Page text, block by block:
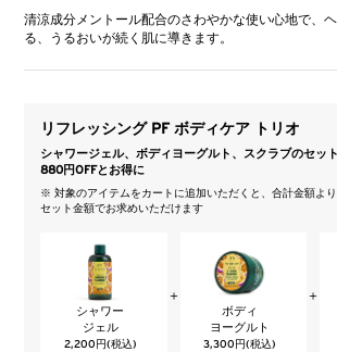
清涼成分メントール配合のさわやかな使い心地で、
る、うるおいが続く肌に導きます。
リフレッシング PF ボディケア トリオ
シャワージェル、ボディヨーグルト、スクラブのセッ
880円OFFとお得に
※ 対象のアイテムをカートに追加いただくと、合計金額より
セット金額でお求めいただけます
シャワー
ジェル
2,200円(税込)
＋
ボディ
ヨーグルト
3,300円(税込)
＋